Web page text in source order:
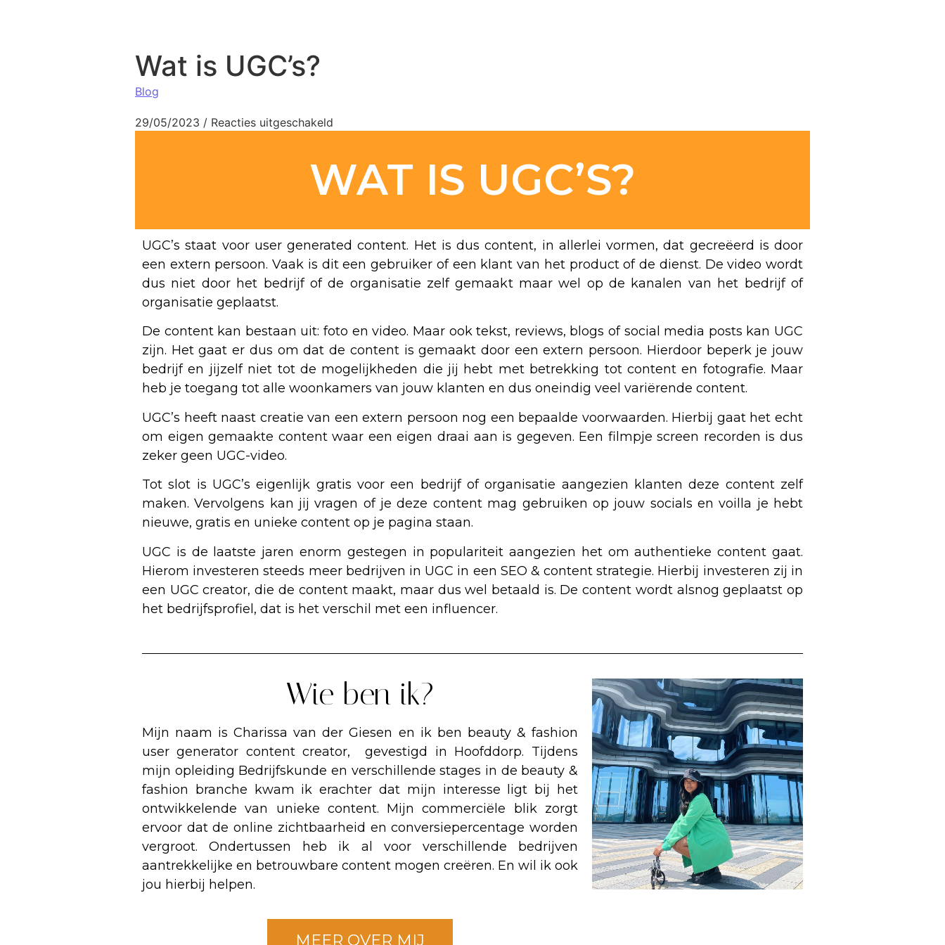
Wat is UGC’s?
Blog
29/05/2023 / Reacties uitgeschakeld
WAT IS UGC’S?
UGC’s staat voor user generated content. Het is dus content, in allerlei vormen, dat gecreëerd is door
een extern persoon. Vaak is dit een gebruiker of een klant van het product of de dienst. De video wordt
dus niet door het bedrijf of de organisatie zelf gemaakt maar wel op de kanalen van het bedrijf of
organisatie geplaatst.
De content kan bestaan uit: foto en video. Maar ook tekst, reviews, blogs of social media posts kan UGC
zijn. Het gaat er dus om dat de content is gemaakt door een extern persoon. Hierdoor beperk je jouw
bedrijf en jijzelf niet tot de mogelijkheden die jij hebt met betrekking tot content en fotografie. Maar
heb je toegang tot alle woonkamers van jouw klanten en dus oneindig veel variërende content.
UGC’s heeft naast creatie van een extern persoon nog een bepaalde voorwaarden. Hierbij gaat het echt
om eigen gemaakte content waar een eigen draai aan is gegeven. Een filmpje screen recorden is dus
zeker geen UGC-video.
Tot slot is UGC’s eigenlijk gratis voor een bedrijf of organisatie aangezien klanten deze content zelf
maken. Vervolgens kan jij vragen of je deze content mag gebruiken op jouw socials en voilla je hebt
nieuwe, gratis en unieke content op je pagina staan.
UGC is de laatste jaren enorm gestegen in populariteit aangezien het om authentieke content gaat.
Hierom investeren steeds meer bedrijven in UGC in een SEO & content strategie. Hierbij investeren zij in
een UGC creator, die de content maakt, maar dus wel betaald is. De content wordt alsnog geplaatst op
het bedrijfsprofiel, dat is het verschil met een influencer.
Wie ben ik?
Mijn naam is Charissa van der Giesen en ik ben beauty & fashion
user generator content creator, gevestigd in Hoofddorp. Tijdens
mijn opleiding Bedrijfskunde en verschillende stages in de beauty &
fashion branche kwam ik erachter dat mijn interesse ligt bij het
ontwikkelende van unieke content. Mijn commerciële blik zorgt
ervoor dat de online zichtbaarheid en conversiepercentage worden
vergroot. Ondertussen heb ik al voor verschillende bedrijven
aantrekkelijke en betrouwbare content mogen creëren. En wil ik ook
jou hierbij helpen.
MEER OVER MIJ